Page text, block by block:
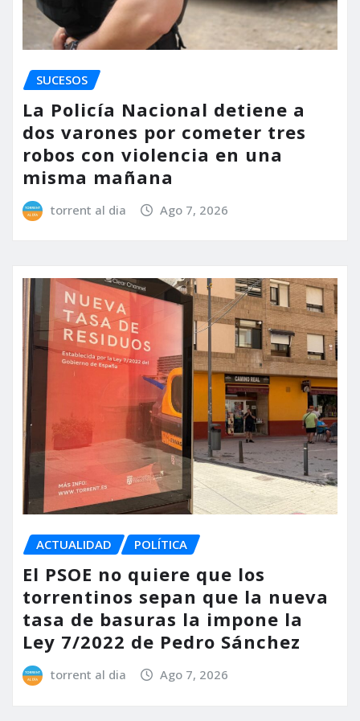
SUCESOS
La Policía Nacional detiene a
dos varones por cometer tres
robos con violencia en una
misma mañana
torrent al dia Ago 7, 2026
ACTUALIDAD POLÍTICA
El PSOE no quiere que los
torrentinos sepan que la nueva
tasa de basuras la impone la
Ley 7/2022 de Pedro Sánchez
torrent al dia Ago 7, 2026